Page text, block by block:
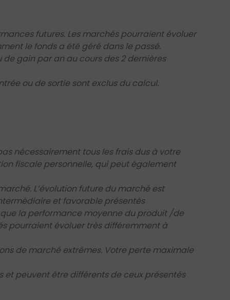
futures. Les marchés pourraient évoluer
le fonds a été géré dans le passé.
gain par an au cours des 2 dernières
ou de sortie sont exclus du calcul.
nécessairement tous les frais dus à votre
fiscale personnelle, qui peut également
L’évolution future du marché est
et favorable présentés
la performance moyenne du produit /de
pourraient évoluer très différemment à
de marché extrêmes. Votre perte maximale
peuvent être différents de ceux présentés